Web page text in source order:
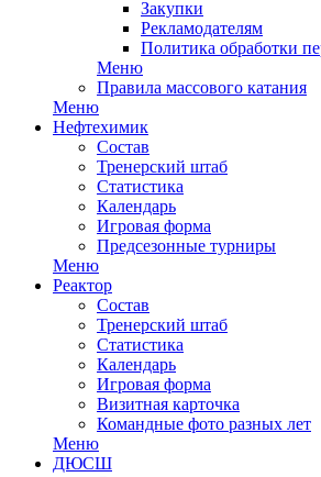
Закупки
Рекламодателям
Политика обработки
Меню
Правила массового катания
Меню
Нефтехимик
Состав
Тренерский штаб
Статистика
Календарь
Игровая форма
Предсезонные турниры
Меню
Реактор
Состав
Тренерский штаб
Статистика
Календарь
Игровая форма
Визитная карточка
Командные фото разных лет
Меню
ДЮСШ